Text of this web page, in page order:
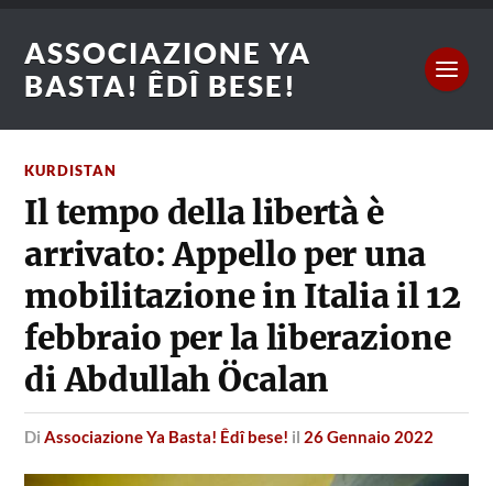
ASSOCIAZIONE YA
BASTA! ÊDÎ BESE!
KURDISTAN
Il tempo della libertà è
arrivato: Appello per una
mobilitazione in Italia il 12
febbraio per la liberazione
di Abdullah Öcalan
diAssociazione Ya Basta! Êdî bese! il 26 Gennaio 2022